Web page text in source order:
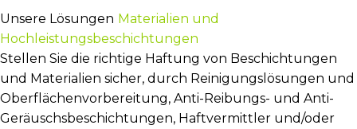
Unsere Lösungen Materialien und
Hochleistungsbeschichtungen
Stellen Sie die richtige Haftung von Beschichtungen
und Materialien sicher, durch Reinigungslösungen und
Oberflächenvorbereitung, Anti-Reibungs- und Anti-
Geräuschsbeschichtungen, Haftvermittler und/oder